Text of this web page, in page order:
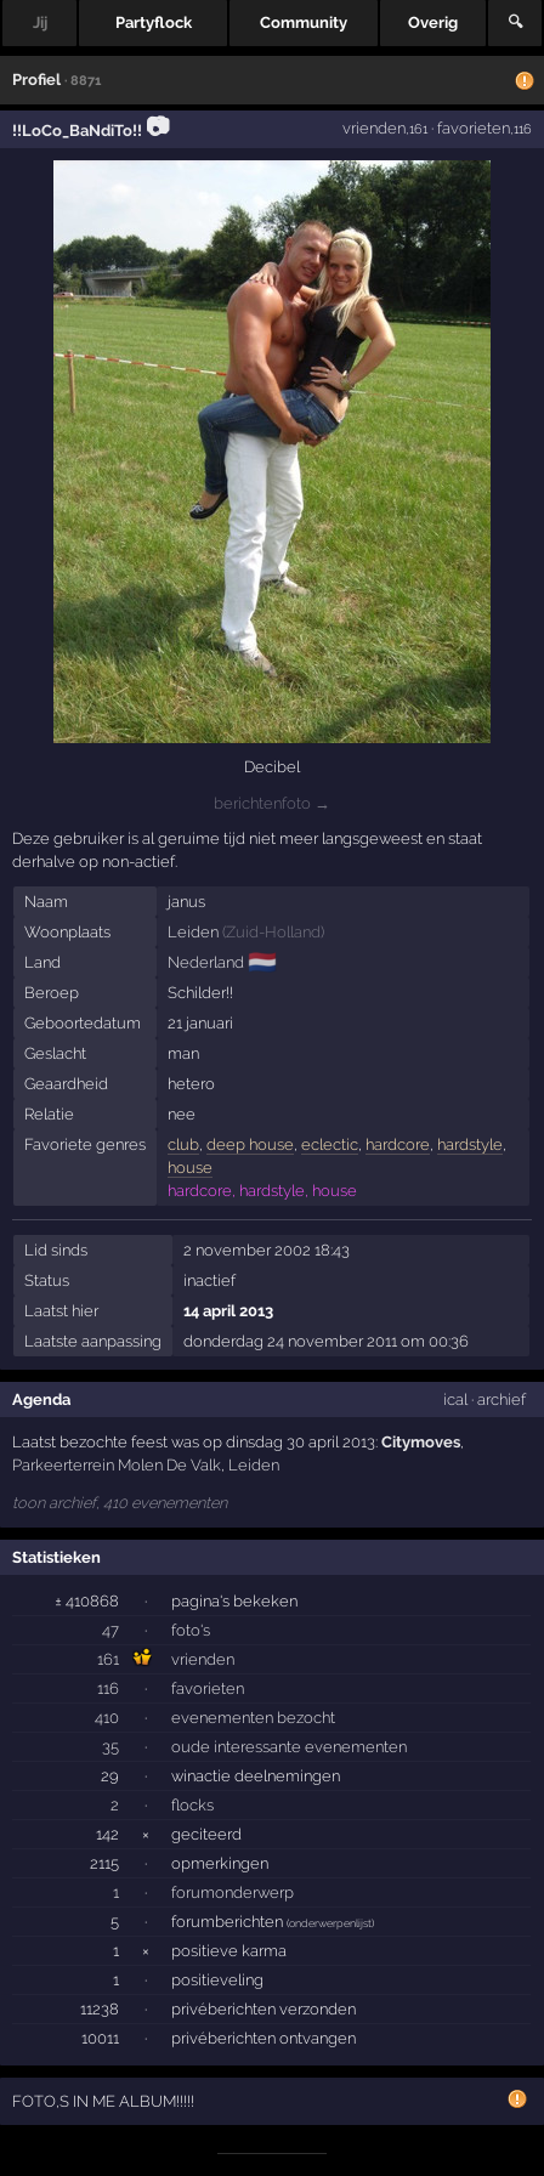
Jij Partyflock Community Overig 🔍
Profiel · 8871
!!LoCo_BaNdiTo!! 📷 vrienden,161· favorieten,116
Decibel
berichtenfoto →
Deze gebruiker is al geruime tijd niet meer langsgeweest en staat
derhalve op non-actief.
Naam
janus
Woonplaats
Leiden (Zuid-Holland)
Land
Nederland 🇳🇱
Beroep
Schilder!!
Geboortedatum
21 januari
Geslacht
man
Geaardheid
hetero
Relatie
nee
Favoriete genres
club, deep house, eclectic, hardcore, hardstyle,
house
hardcore, hardstyle, house
Lid sinds
2 november 2002 18:43
Status
inactief
Laatst hier
14 april 2013
Laatste aanpassing
donderdag 24 november 2011 om 00:36
Agenda ical· archief
Laatst bezochte feest was op dinsdag 30 april 2013:Citymoves
Parkeerterrein Molen De Valk Leiden
toon archief, 410 evenementen
Statistieken
± 410868 ·
pagina's bekeken
47
·
foto's
161
vrienden
116
·
favorieten
410
·
evenementen bezocht
35
·
oude interessante evenementen
29
·
winactie deelnemingen
2
·
flocks
142
×
geciteerd
2115
·
opmerkingen
1
·
forumonderwerp
5
· forumberichten(onderwerpenlijst)
1 ×
positieve karma
1
·
positieveling
11238
·
privéberichten verzonden
10011
· privéberichten ontvangen
FOTO,S IN ME ALBUM!!!!!